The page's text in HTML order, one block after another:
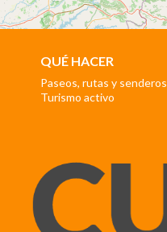
QUÉ HACER
Paseos, rutas y senderos
Turismo activo